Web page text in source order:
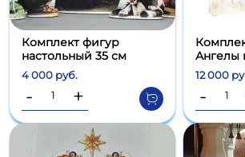
Комплект фигур
настольный 35 см
4 000 руб.
- +
Ангелы
12 000
-